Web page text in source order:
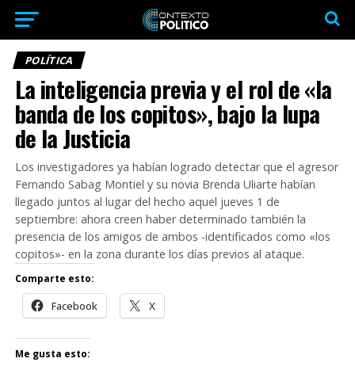
POLÍTICA
La inteligencia previa y el rol de «la
banda de los copitos», bajo la lupa
de la Justicia
Los investigadores ya habían logrado detectar que el agresor
Fernando Sabag Montiel y su novia Brenda Uliarte habían
llegado juntos al lugar del hecho aquel jueves 1 de
septiembre: ahora creen haber determinado también la
presencia de los amigos de ambos -identificados como «los
copitos»- en la zona durante los días previos al ataque.
Comparte esto:
Facebook X
Me gusta esto: